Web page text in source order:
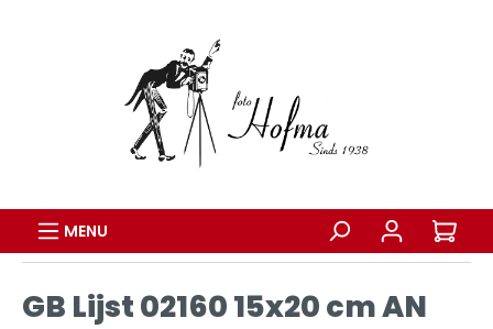
MENU
GB Lijst 02160 15x20 cm AN